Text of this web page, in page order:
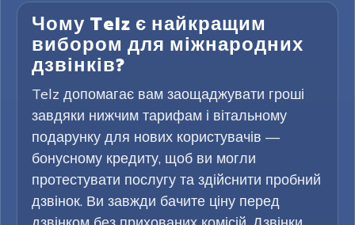
Чому Telz є найкращим
вибором для міжнародних
дзвінків?
Telz допомагає вам заощаджувати гроші
завдяки нижчим тарифам і вітальному
подарунку для нових користувачів —
бонусному кредиту, щоб ви могли
протестувати послугу та здійснити пробний
дзвінок. Ви завжди бачите ціну перед